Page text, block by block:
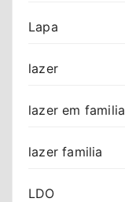
Lapa
lazer
lazer em familia
lazer familia
LDO